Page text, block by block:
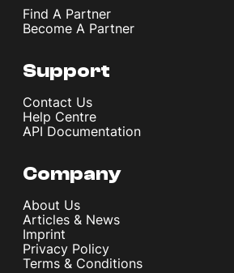
Find A Partner
Become A Partner
Support
Contact Us
Help Centre
API Documentation
Company
About Us
Articles & News
Imprint
Privacy Policy
Terms & Conditions